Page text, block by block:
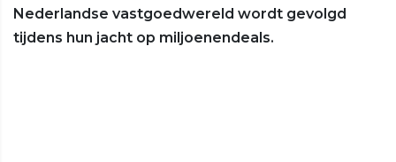
Nederlandse vastgoedwereld wordt gevolgd
tijdens hun jacht op miljoenendeals.